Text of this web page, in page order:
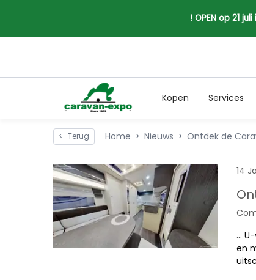
! OPEN op 21
Kopen Services
< Terug Home Nieuws Ontdek de
14
...
en